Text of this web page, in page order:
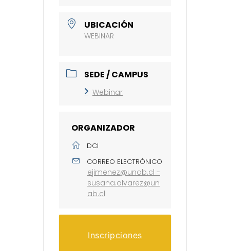
UBICACIÓN
WEBINAR
SEDE / CAMPUS
Webinar
ORGANIZADOR
DCI
CORREO ELECTRÓNICO
ejimenez@unab.cl -
susana.alvarez@un
ab.cl
Inscripciones